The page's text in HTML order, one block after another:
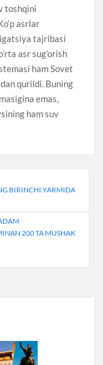
toshqini
asrlar
tajribasi
asr sug’orish
ham Sovet
qurildi. Buning
emas,
ham suv
BIRINCHI YARMIDA
200 TA MUSHAK